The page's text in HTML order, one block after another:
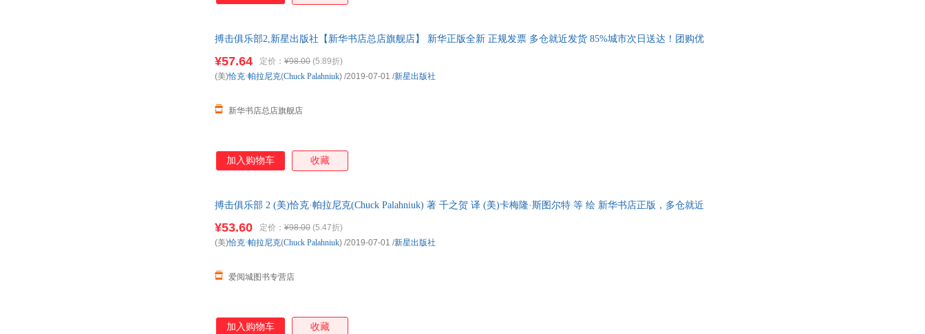
搏击俱乐部2,新星出版社【新华书店总店旗舰店】 新华正版全新 正规发票 多仓就近发货 85%城市次日送达！团购优
¥57.64 定价： ¥98.00 (5.89折)
新华书店总店旗舰店
(美)恰克·帕拉尼克(Chuck Palahniuk) /2019-07-01 /新星出版社
加入购物车 收藏
搏击俱乐部 2 (美)恰克·帕拉尼克(Chuck Palahniuk) 著 千之贺 译 (美)卡梅隆·斯图尔特 等 绘 新华书店正版，多仓就近
¥53.60 定价： ¥98.00 (5.47折)
爱阅城图书专营店
(美)恰克·帕拉尼克(Chuck Palahniuk) /2019-07-01 /新星出版社
加入购物车 收藏